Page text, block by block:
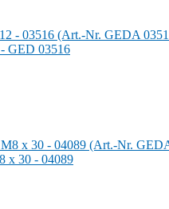
GED 03516
x 30 - 04089